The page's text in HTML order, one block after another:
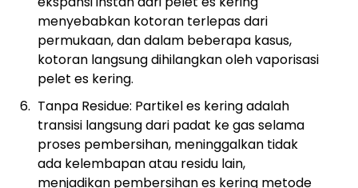
menyebabkan kotoran terlepas dari
permukaan, dan dalam beberapa kasus,
kotoran langsung dihilangkan oleh vaporisasi
pelet es kering.
Tanpa Residue: Partikel es kering adalah
transisi langsung dari padat ke gas selama
proses pembersihan, meninggalkan tidak
ada kelembapan atau residu lain,
menjadikan pembersihan es kering metode